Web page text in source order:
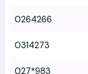
0264266
0314273
027*983